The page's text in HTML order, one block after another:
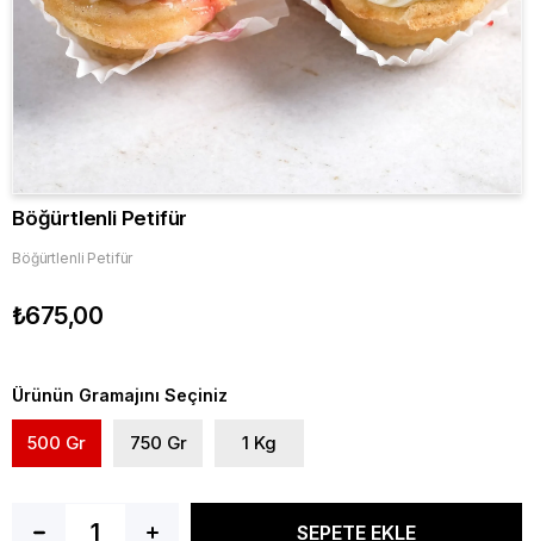
Böğürtlenli Petifür
Böğürtlenli Petifür
₺675,00
Ürünün Gramajını Seçiniz
500 Gr 750 Gr 1 Kg